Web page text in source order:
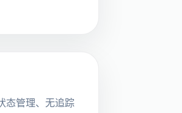
态管理、无追踪